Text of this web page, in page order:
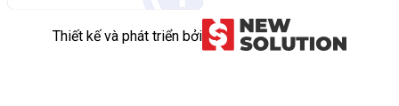
Thiết kế và phát triển bởi